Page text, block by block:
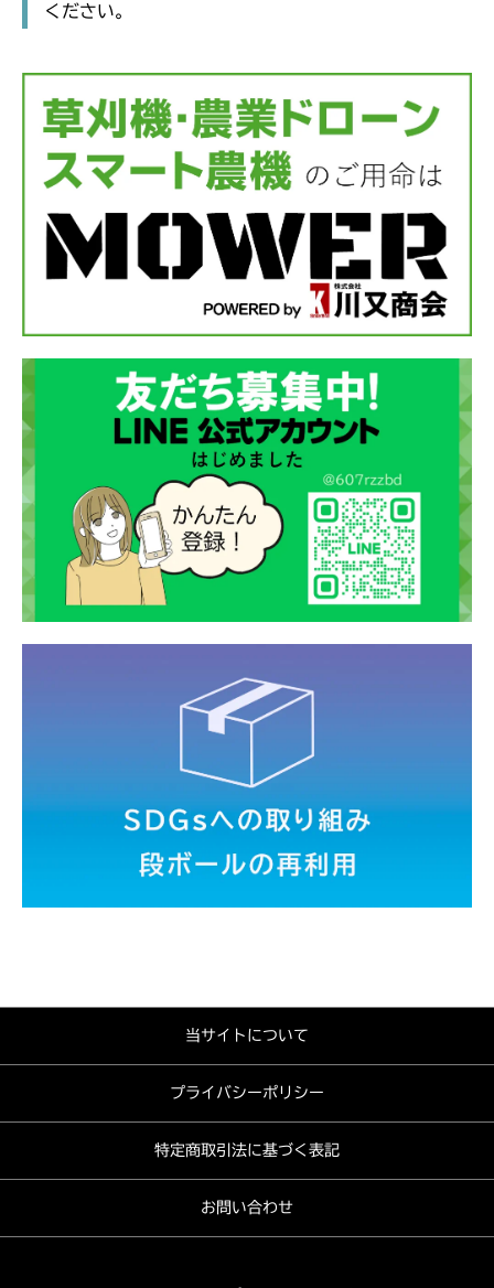
ください。
当サイトについて
プライバシーポリシー
特定商取引法に基づく表記
お問い合わせ